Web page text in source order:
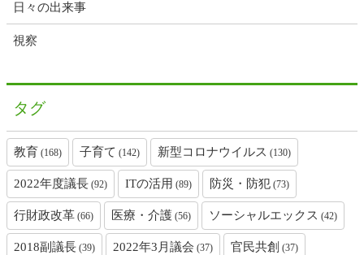
日々の出来事
視察
タグ
教育 (168) 子育て (142) 新型コロナウイルス (130)
2022年度議長 (92) ITの活用 (89) 防災・防犯 (73)
行財政改革 (66) 医療・介護 (56) ソーシャルエックス (42)
2018副議長 (39) 2022年3月議会 (37) 官民共創 (37)